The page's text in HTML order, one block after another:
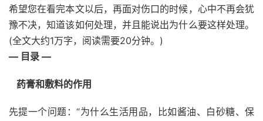
希望您在看完本文以后，再面对伤口的时候，心中不再会犹
豫不决，知道该如何处理，并且能说出为什么要这样处理。
(全文大约1万字，阅读需要20分钟。)
— 目录 —
药膏和敷料的作用
先提一个问题：“为什么生活用品，比如酱油、白砂糖、保